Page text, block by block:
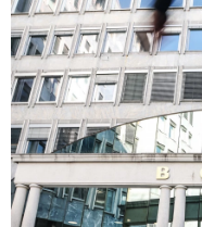
kadar koli prekličete